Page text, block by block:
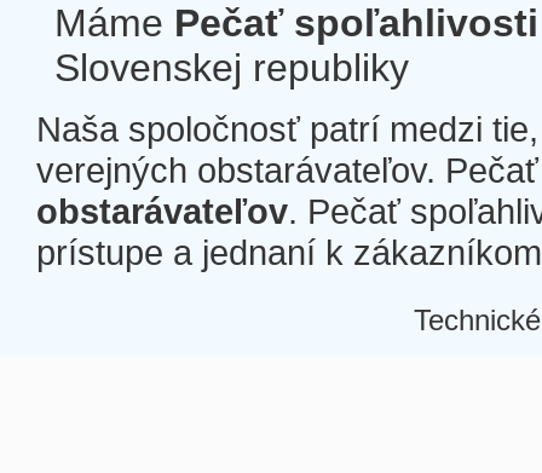
Máme Pečať spoľahlivosti
Slovenskej republiky
Naša spoločnosť patrí medzi
verejných obstarávateľov.
obstarávateľov. Pečať
prístupe a jednaní k